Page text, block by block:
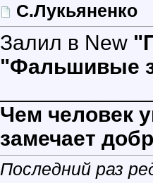
С.Лукьяненко
Залил в New
"Фальшивые
Чем человек
замечает
Последний раз